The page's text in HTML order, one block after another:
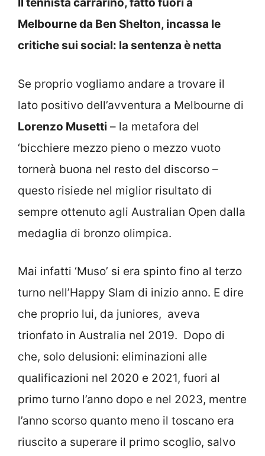
Il tennista carrarino, fatto fuori a
Melbourne da Ben Shelton, incassa le
critiche sui social: la sentenza è netta
Se proprio vogliamo andare a trovare il
lato positivo dell’avventura a Melbourne di
Lorenzo Musetti – la metafora del
‘bicchiere mezzo pieno o mezzo vuoto
tornerà buona nel resto del discorso –
questo risiede nel miglior risultato di
sempre ottenuto agli Australian Open dalla
medaglia di bronzo olimpica.
Mai infatti ‘Muso’ si era spinto fino al terzo
turno nell’Happy Slam di inizio anno. E dire
che proprio lui, da juniores, aveva
trionfato in Australia nel 2019. Dopo di
che, solo delusioni: eliminazioni alle
qualificazioni nel 2020 e 2021, fuori al
primo turno l’anno dopo e nel 2023, mentre
l’anno scorso quanto meno il toscano era
riuscito a superare il primo scoglio, salvo